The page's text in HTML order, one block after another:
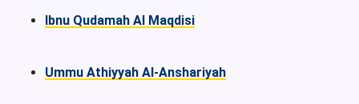
Ibnu Qudamah Al Maqdisi
Ummu Athiyyah Al-Anshariyah